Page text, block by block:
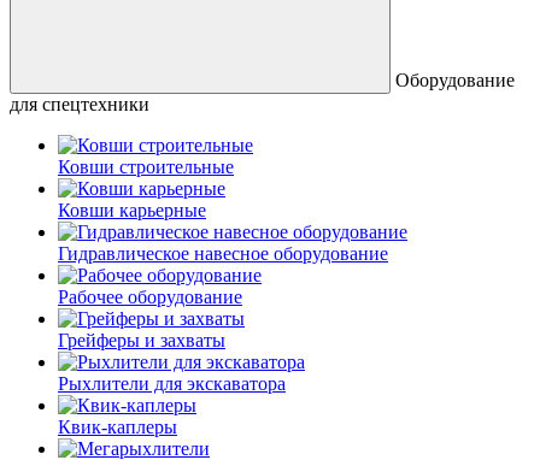
Оборудование
для спецтехники
Ковши строительные
Ковши карьерные
Гидравлическое навесное оборудование
Рабочее оборудование
Грейферы и захваты
Рыхлители для экскаватора
Квик-каплеры